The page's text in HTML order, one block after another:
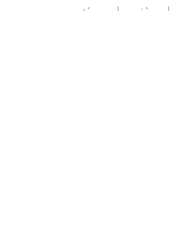
communauté par la prière, le